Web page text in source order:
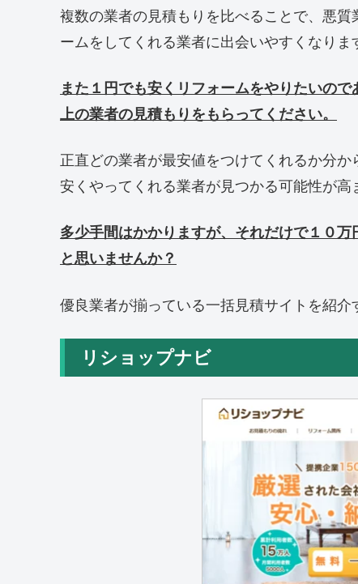
複数の業者の見積もりを比べることで、悪
ームをしてくれる業者に出会いやすくなりま
また１円でも安くリフォームをやりたいの
上の業者の見積もりをもらってください。
正直どの業者が最安値をつけてくれるか分
安くやってくれる業者が見つかる可能性が高
多少手間はかかりますが、それだけで１０
と思いませんか？
優良業者が揃っている一括見積サイトを紹介
リショップナビ